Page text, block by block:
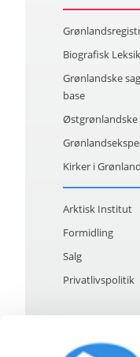
Biografisk
Grønlandske
base
Østgrønlandske
Kirker i Grønland
Arktisk Institut
Formidling
Salg
Privatlivspolitik